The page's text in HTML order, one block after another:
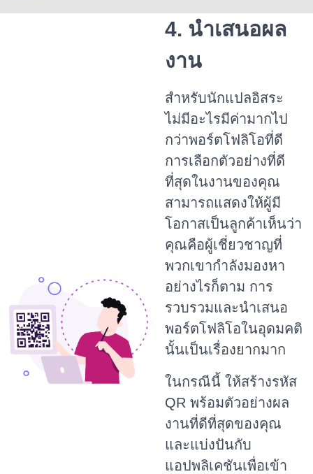
4. นำเสนอผล
งาน
สำหรับนักแปลอิสระ
ไม่มีอะไรมีค่ามากไป
กว่าพอร์ตโฟลิโอที่ดี
การเลือกตัวอย่างที่ดี
ที่สุดในงานของคุณ
สามารถแสดงให้ผู้มี
โอกาสเป็นลูกค้าเห็นว่า
คุณคือผู้เชี่ยวชาญที่
พวกเขากำลังมองหา
อย่างไรก็ตาม การ
รวบรวมและนำเสนอ
พอร์ตโฟลิโอในอุดมคติ
นั้นเป็นเรื่องยากมาก
ในกรณีนี้ ให้สร้างรหัส
QR พร้อมตัวอย่างผล
งานที่ดีที่สุดของคุณ
และแบ่งปันกับ
แอปพลิเคชันเพื่อเข้า